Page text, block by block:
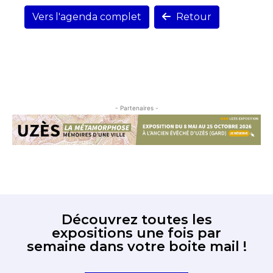
Vers l'agenda complet Retour
- Partenaires -
Découvrez toutes les
expositions une fois par
semaine dans votre boite mail !